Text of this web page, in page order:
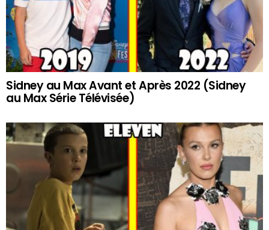
Sidney au Max Avant et Après 2022 (Sidney
au Max Série Télévisée)